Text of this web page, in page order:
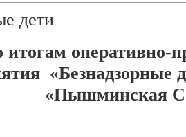
дети
итогам оперативно-
«Пышминская